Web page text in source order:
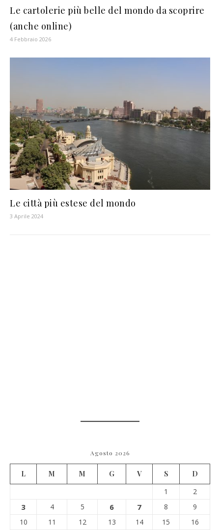
Le cartolerie più belle del mondo da scoprire
(anche online)
4 Febbraio 2026
Le città più estese del mondo
3 Aprile 2024
Agosto 2026
L M M G V S
D
1
2
3 4 5 6 7 8
9
10
11 12 13 14 15
16